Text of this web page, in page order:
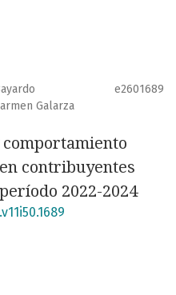
Galarza
e2601689
contribuyentes
2022-2024